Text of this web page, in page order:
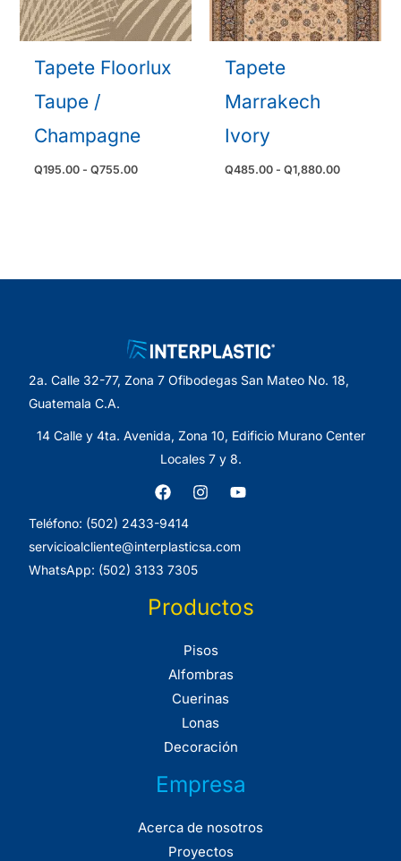
Tapete Floorlux
Taupe /
Champagne
Q195.00 - Q755.00Rango
Tapete
Marrakech
Ivory
Q485.00 - Q1,880.00Rango
2a. Calle 32-77, Zona 7 Ofibodegas San Mateo No. 18,
Guatemala C.A.
14 Calle y 4ta. Avenida, Zona 10, Edificio Murano Center
Locales 7 y 8.
Teléfono: (502) 2433-9414
servicioalcliente@interplasticsa.com
WhatsApp: (502) 3133 7305
Productos
Pisos
Alfombras
Cuerinas
Lonas
Decoración
Empresa
Acerca de nosotros
Proyectos